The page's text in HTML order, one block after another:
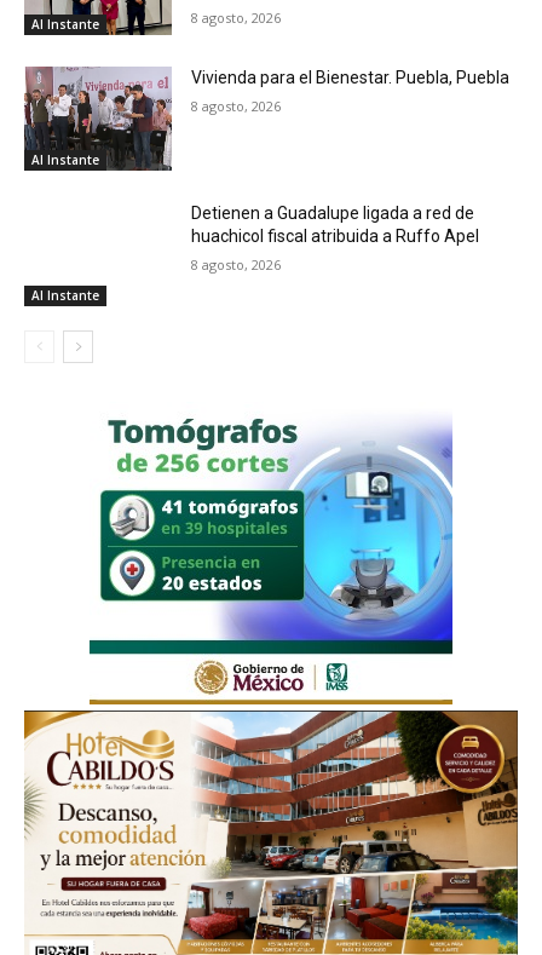
Al Instante 8 agosto, 2026
Al Instante
Vivienda para el Bienestar. Puebla, Puebla
8 agosto, 2026
Al Instante
Detienen a Guadalupe ligada a red de
huachicol fiscal atribuida a Ruffo Apel
8 agosto, 2026